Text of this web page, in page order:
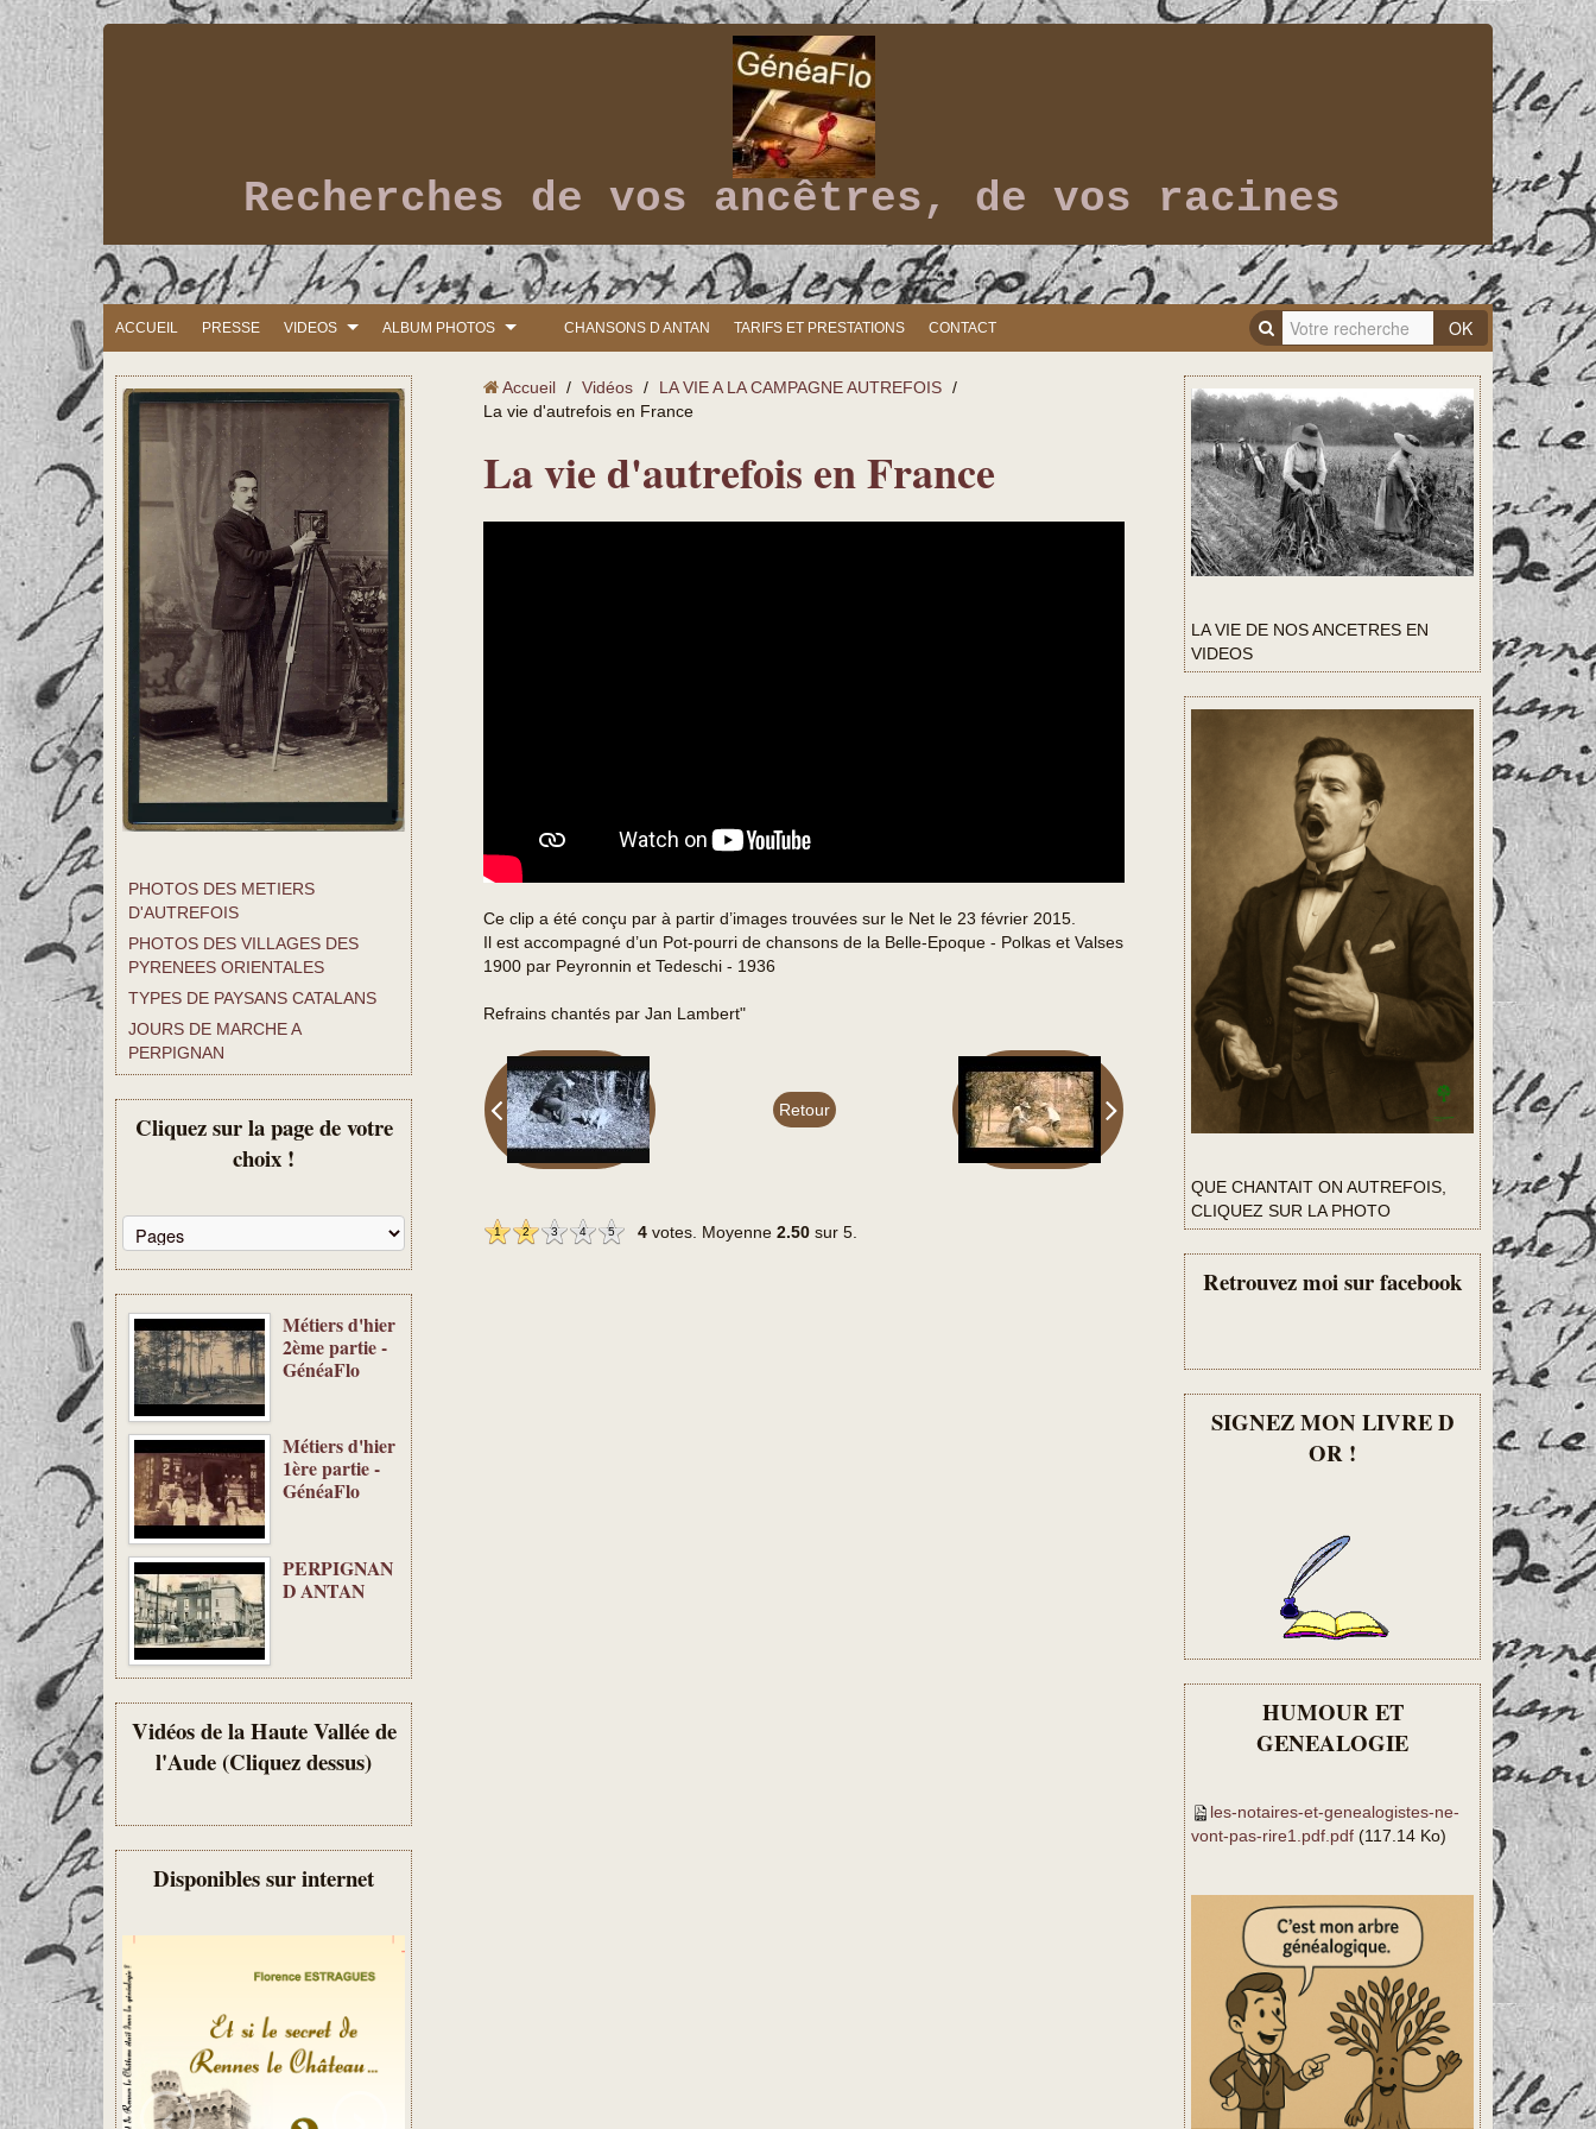
Recherches de vos ancêtres, de vos racines
OK
ACCUEIL PRESSE VIDEOS ALBUM PHOTOS CHANSONS D ANTAN TARIFS ET PRESTATIONS CONTACT
PHOTOS DES METIERS
D'AUTREFOIS
PHOTOS DES VILLAGES DES
PYRENEES ORIENTALES
TYPES DE PAYSANS CATALANS
JOURS DE MARCHE A
PERPIGNAN
Cliquez sur la page de votre
choix !
Métiers d'hier
2ème partie -
GénéaFlo
Métiers d'hier
1ère partie -
GénéaFlo
PERPIGNAN
D ANTAN
Vidéos de la Haute Vallée de
l'Aude (Cliquez dessus)
Disponibles sur internet
Accueil / Vidéos / LA VIE A LA CAMPAGNE AUTREFOIS /
La vie d'autrefois en France
La vie d'autrefois en France
Ce clip a été conçu par à partir d’images trouvées sur le Net le 23 février 2015.
Il est accompagné d’un Pot-pourri de chansons de la Belle-Epoque - Polkas et Valses
1900 par Peyronnin et Tedeschi - 1936
Refrains chantés par Jan Lambert"
Retour
1 2 3 4 5 4 votes. Moyenne 2.50 sur 5.
LA VIE DE NOS ANCETRES EN
VIDEOS
QUE CHANTAIT ON AUTREFOIS,
CLIQUEZ SUR LA PHOTO
Retrouvez moi sur facebook
SIGNEZ MON LIVRE D
OR !
HUMOUR ET
GENEALOGIE
les-notaires-et-genealogistes-ne-
vont-pas-rire1.pdf.pdf (117.14 Ko)